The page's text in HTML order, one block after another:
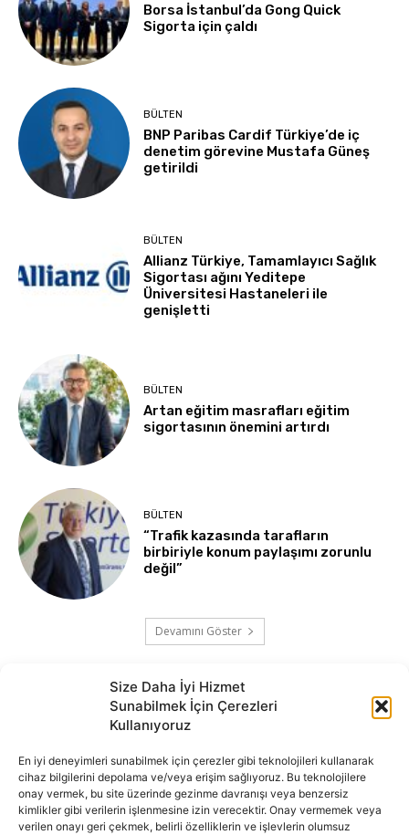
Size Daha İyi Hizmet
Sunabilmek İçin Çerezleri
Kullanıyoruz
En iyi deneyimleri sunabilmek için çerezler gibi teknolojileri kullanarak
cihaz bilgilerini depolama ve/veya erişim sağlıyoruz. Bu teknolojilere
onay vermek, bu site üzerinde gezinme davranışı veya benzersiz
kimlikler gibi verilerin işlenmesine izin verecektir. Onay vermemek veya
verilen onayı geri çekmek, belirli özelliklerin ve işlevlerin olumsuz
Borsa İstanbul’da Gong Quick
Sigorta için çaldı
BÜLTEN
BNP Paribas Cardif Türkiye’de iç
denetim görevine Mustafa Güneş
getirildi
BÜLTEN
Allianz Türkiye, Tamamlayıcı Sağlık
Sigortası ağını Yeditepe
Üniversitesi Hastaneleri ile
genişletti
BÜLTEN
Artan eğitim masrafları eğitim
sigortasının önemini artırdı
BÜLTEN
“Trafik kazasında tarafların
birbiriyle konum paylaşımı zorunlu
değil”
Devamını Göster
İnternet portalımızda yer alan tüm haber metini, resim ve benzeri
içeriğin hakları Sigortamedya Yayıncılık A.Ş.'ye aittir. Hiçbir şekilde